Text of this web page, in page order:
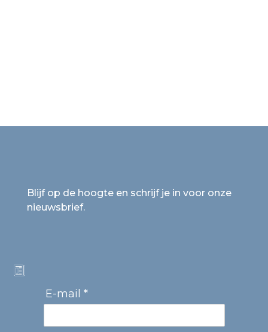
Blijf op de hoogte en schrijf je in voor onze
nieuwsbrief.
E-mail *